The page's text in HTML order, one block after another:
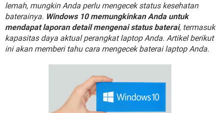
Jenis-jenis Network atau Jaringan
lemah, mungkin Anda perlu mengecek status kesehatan
baterainya. Windows 10 memungkinkan Anda untuk
mendapat laporan detail mengenai status baterai, termasuk
kapasitas daya aktual perangkat laptop Anda. Artikel berikut
ini akan memberi tahu cara mengecek baterai laptop Anda.